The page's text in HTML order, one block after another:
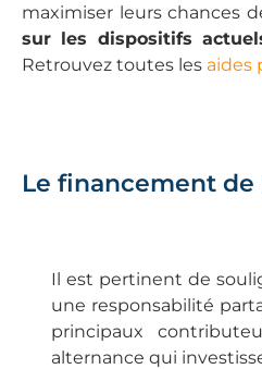
maximiser leurs chances
sur les dispositifs
Retrouvez toutes les aides
Le financement de
Il est pertinent de
une responsabilité
principaux
alternance qui